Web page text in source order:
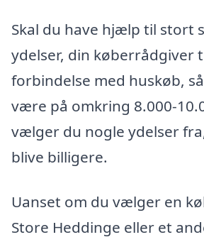
Skal du have hjælp til stort
ydelser, din køberrådgiver
forbindelse med huskøb,
være på omkring 8.000-
vælger du nogle ydelser
blive billigere.
Uanset om du vælger en
Store Heddinge eller et